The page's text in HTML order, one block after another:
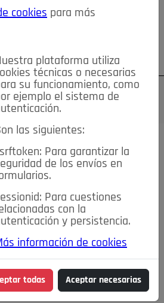
MIS ANUNCIOS CONTACTO
¿Olvidó su contraseña?
Bicicletas Deportes y Ocio
Electrodomésticos
Construcción y Reformas
Accesorios Ropa Motor
y Accesorios Motos Ocio
Coleccionismo Otros
cookies para más
plataforma utiliza
técnicas o necesarias
su funcionamiento, como
ejemplo el sistema de
las siguientes:
Para garantizar la
de los envíos en
Para cuestiones
con la
y persistencia.
información de cookies
todas Aceptar necesarias